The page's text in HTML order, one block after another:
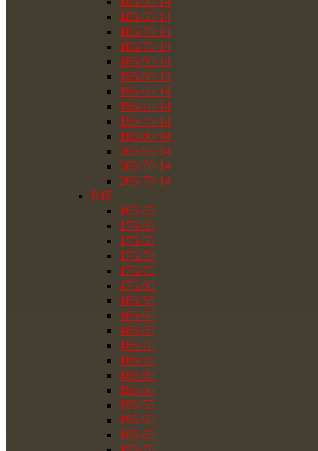
185/65/14
185/70/14
185/75/14
185/80/14
195/60/14
195/65/14
195/70/14
195/75/14
195/80/14
205/65/14
205/70/14
205/75/14
R15
165/65
175/60
175/65
175/70
175/75
175/80
185/55
185/60
185/65
185/70
185/75
185/80
195/50
195/55
195/60
195/65